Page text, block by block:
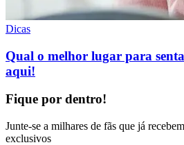
Dicas
Qual o melhor lugar para
aqui!
Fique por dentro!
Junte-se a milhares de fãs que já
exclusivos